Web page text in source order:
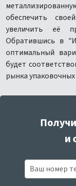
обеспечить
увеличить её
Обратившись в
оптимальный
будет
рынка
и